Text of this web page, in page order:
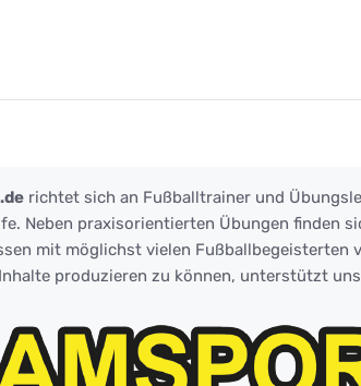
richtet sich an Fußballtrainer und
Neben praxisorientierten Übungen finden
mit möglichst vielen
produzieren zu können, unterstützt uns